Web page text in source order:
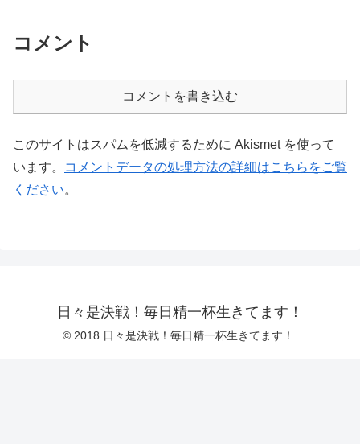
コメント
コメントを書き込む
このサイトはスパムを低減するために Akismet を使って
います。
コメントデータの処理方法の詳細はこちらをご覧
ください。
日々是決戦！毎日精一杯生きてます！
© 2018 日々是決戦！毎日精一杯生きてます！.